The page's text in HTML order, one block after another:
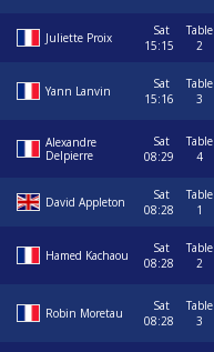
Juliette Proix
Sat
15:15
Table
2
Yann Lanvin
Sat
15:16
Table
3
Alexandre
Delpierre
Sat
08:29
Table
4
David Appleton
Sat
08:28
Table
1
Hamed Kachaou
Sat
08:28
Table
2
Robin Moretau
Sat
08:28
Table
3